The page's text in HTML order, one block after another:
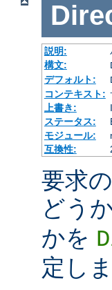
説明:
構文:
デフォルト:
コンテキスト:
上書き:
ステータス:
モジュール:
互換性:
要求
どう
かを
定しま